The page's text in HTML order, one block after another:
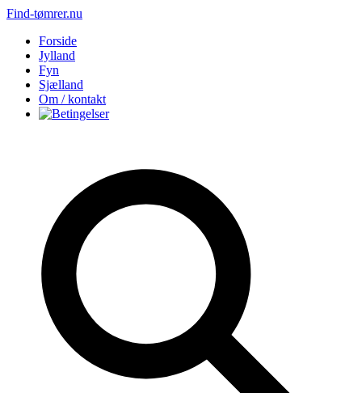
Find-tømrer.nu
Forside
Jylland
Fyn
Sjælland
Om / kontakt